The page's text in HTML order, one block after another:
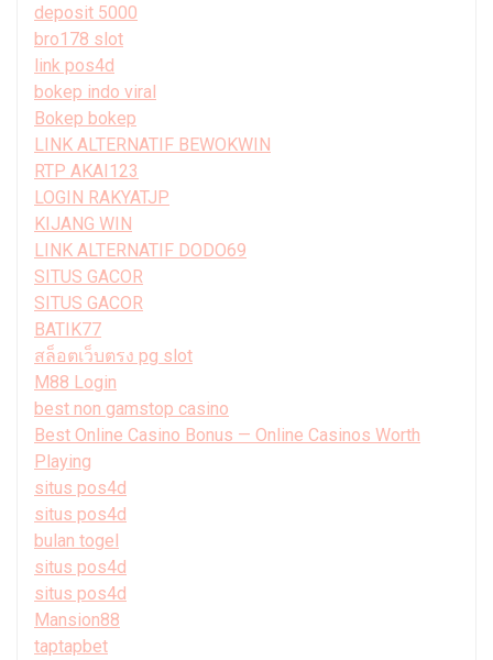
deposit 5000
bro178 slot
link pos4d
bokep indo viral
Bokep bokep
LINK ALTERNATIF BEWOKWIN
RTP AKAI123
LOGIN RAKYATJP
KIJANG WIN
LINK ALTERNATIF DODO69
SITUS GACOR
SITUS GACOR
BATIK77
สล็อตเว็บตรง pg slot
M88 Login
best non gamstop casino
Best Online Casino Bonus — Online Casinos Worth
Playing
situs pos4d
situs pos4d
bulan togel
situs pos4d
situs pos4d
Mansion88
taptapbet